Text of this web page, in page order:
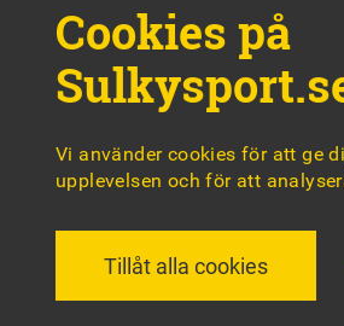
Chefredaktör & ansvarig
Cookies på
Vi använder cookies för att ge
upplevelsen och för att
Tillåt alla cookies